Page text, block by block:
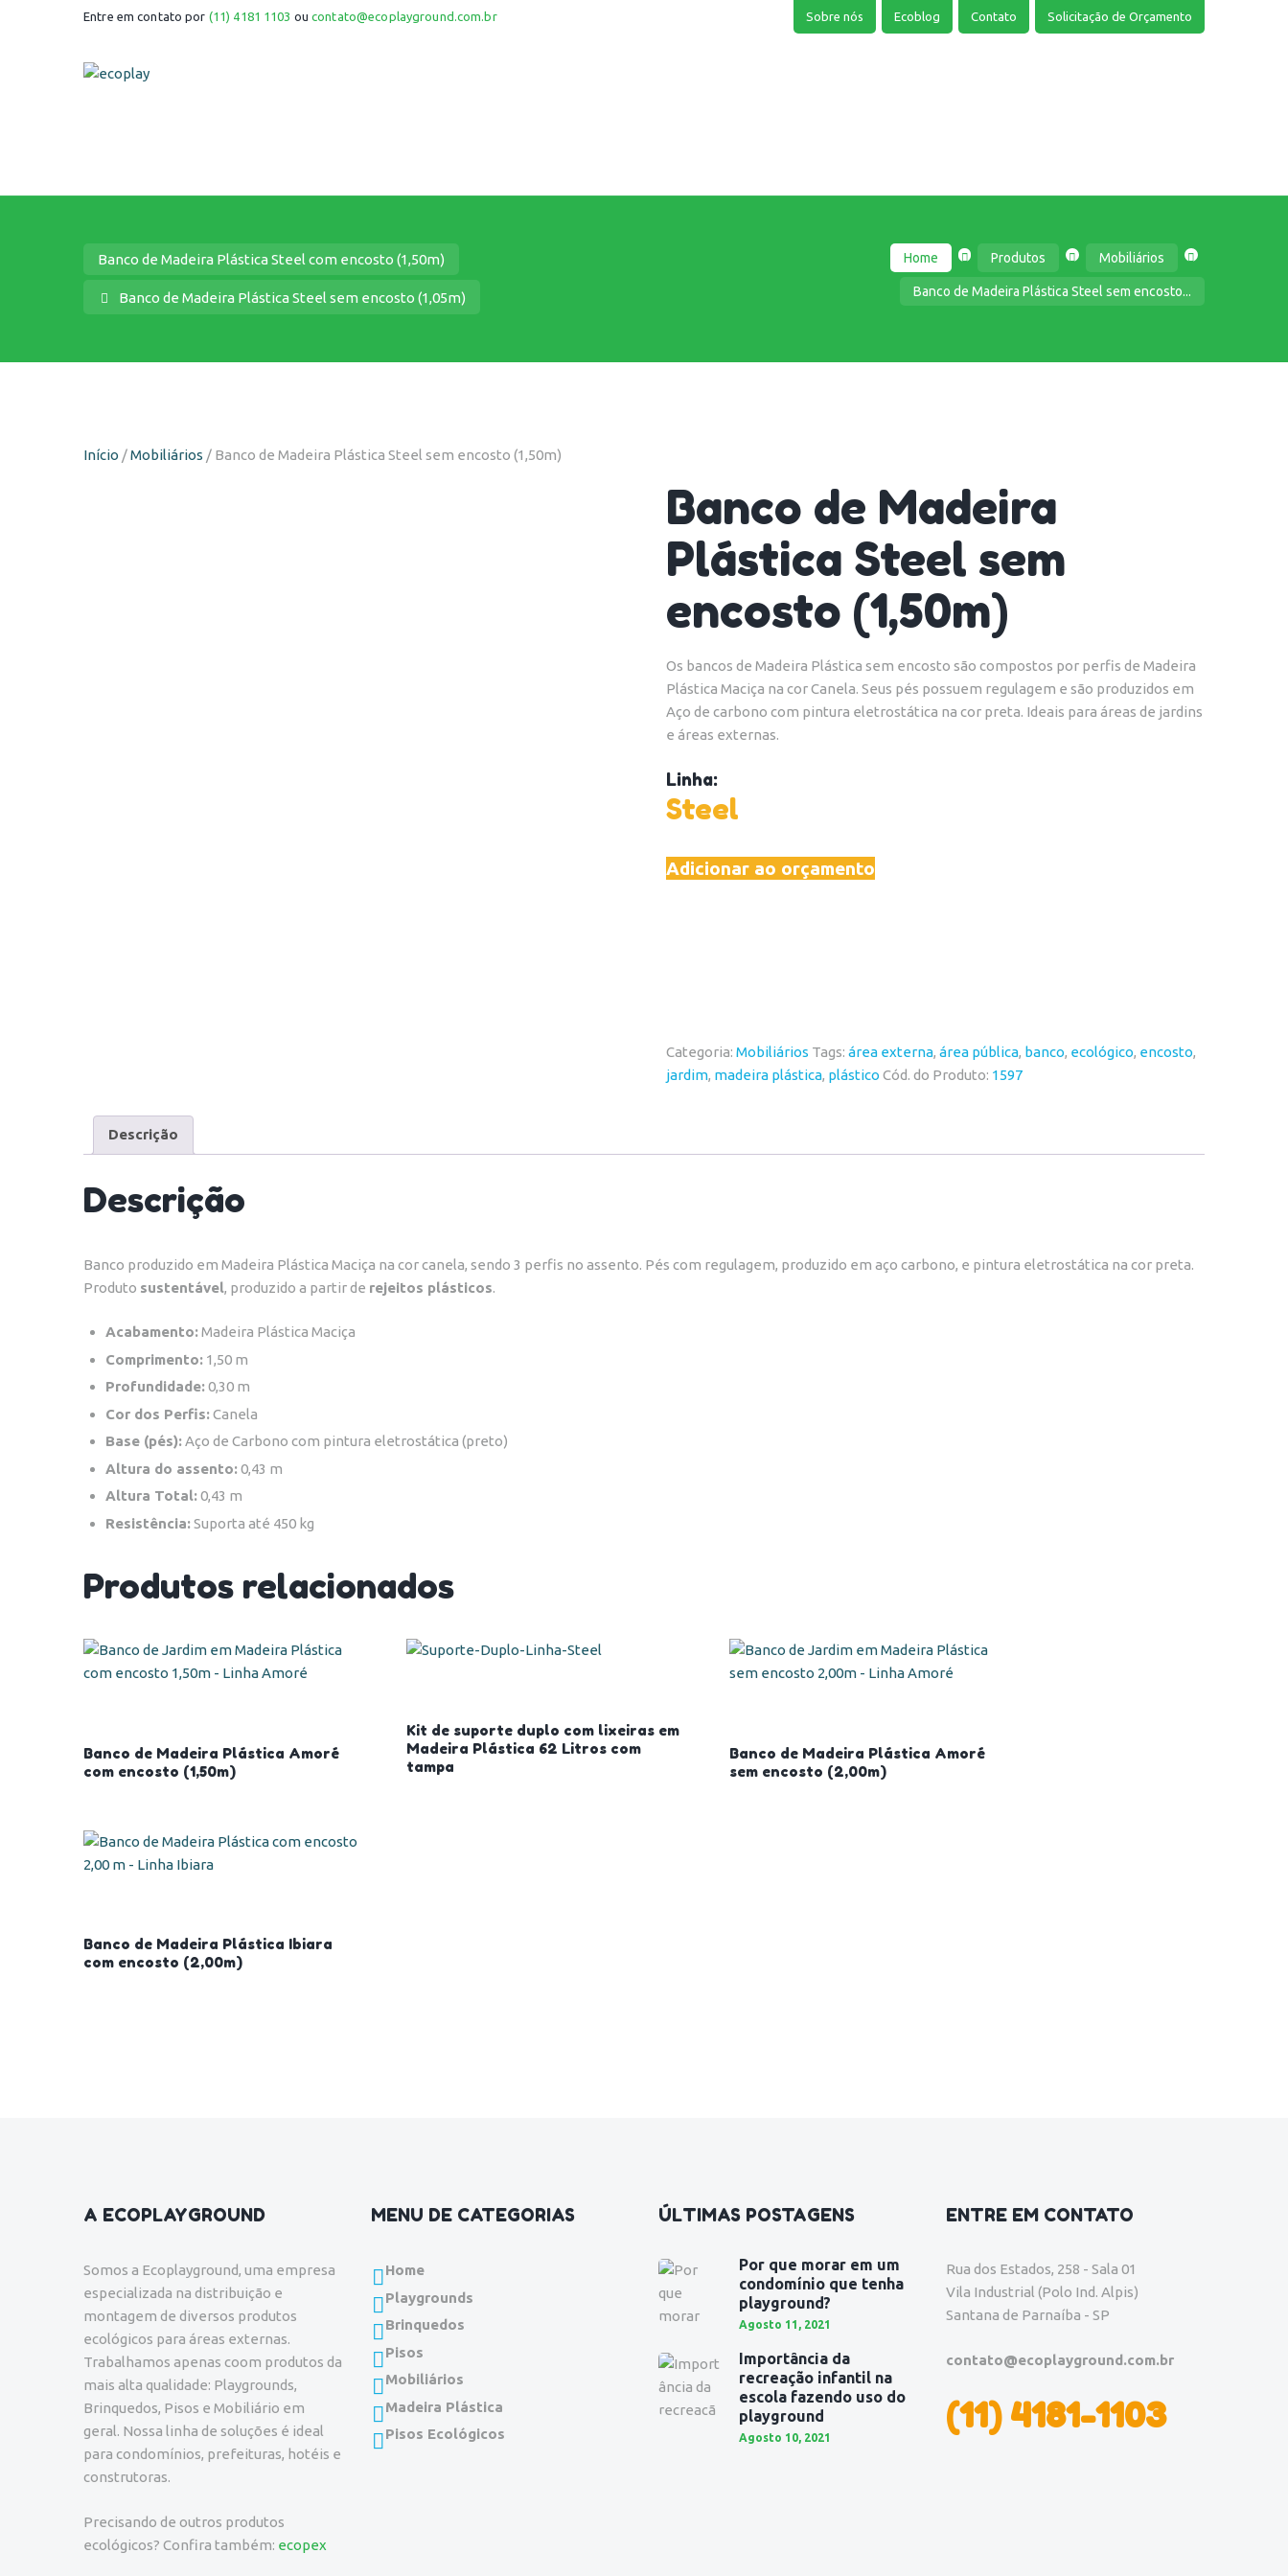
Entre em contato por (11) 4181 1103 oucontato@ecoplayground.com.br Sobre nós Ecoblog Contato Solicitação de Orçamento
Banco de Madeira Plástica Steel com encosto (1,50m)
Banco de Madeira Plástica Steel sem encosto (1,05m)
Home Produtos Mobiliários
Banco de Madeira Plástica Steel sem encosto...
Início /Mobiliários / Banco de Madeira Plástica Steel sem encosto (1,50m)
Banco de Madeira
Plástica Steel sem
encosto (1,50m)
Os bancos de Madeira Plástica sem encosto são compostos por perfis de Madeira
Plástica Maciça na cor Canela. Seus pés possuem regulagem e são produzidos em
Aço de carbono com pintura eletrostática na cor preta. Ideais para áreas de jardins
e áreas externas.
Linha:
Steel
Adicionar ao orçamento
Categoria:Mobiliários Tags:área externa,área pública, banco, ecológico, encosto,
jardim, madeira plástica, plástico Cód. do Produto: 1597
Descrição
Descrição
Banco produzido em Madeira Plástica Maciça na cor canela, sendo 3 perfis no assento. Pés com regulagem, produzido em aço carbono, e pintura eletrostática na cor preta.
Produto sustentável, produzido a partir de rejeitos plásticos.
Acabamento:Madeira Plástica Maciça
Comprimento:1,50 m
Profundidade:0,30 m
Cor dos Perfis:Canela
Base (pés):Aço de Carbono com pintura eletrostática (preto)
Altura do assento:0,43 m
Altura Total:0,43 m
Resistência:Suporta até 450 kg
Produtos relacionados
Banco de Madeira Plástica Amoré
com encosto (1,50m)
Kit de suporte duplo com lixeiras em
Madeira Plástica 62 Litros com
tampa
Banco de Madeira Plástica Amoré
sem encosto (2,00m)
Banco de Madeira Plástica Ibiara
com encosto (2,00m)
A ECOPLAYGROUND
Somos a Ecoplayground, uma empresa
especializada na distribuição e
montagem de diversos produtos
ecológicos para áreas externas.
Trabalhamos apenas coom produtos da
mais alta qualidade: Playgrounds,
Brinquedos, Pisos e Mobiliário em
geral. Nossa linha de soluções é ideal
para condomínios, prefeituras, hotéis e
construtoras.
Precisando de outros produtos
ecológicos? Confira também: ecopex
MENU DE CATEGORIAS
Home
Playgrounds
Brinquedos
Pisos
Mobiliários
Madeira Plástica
Pisos Ecológicos
ÚLTIMAS POSTAGENS
Por que morar em um
condomínio que tenha
playground?
Agosto 11, 2021
Importância da
recreação infantil na
escola fazendo uso do
playground
Agosto 10, 2021
ENTRE EM CONTATO
Rua dos Estados, 258 - Sala 01
Vila Industrial (Polo Ind. Alpis)
Santana de Parnaíba - SP
contato@ecoplayground.com.br
(11) 4181-1103